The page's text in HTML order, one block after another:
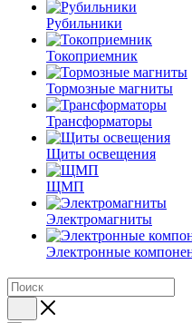
Рубильники
Токоприемник
Тормозные магниты
Трансформаторы
Щиты освещения
ЩМП
Электромагниты
Электронные